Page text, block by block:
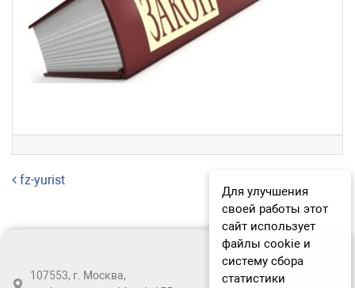
Навигация по записям
fz-yurist
107553, г. Москва,
Для улучшения
своей работы этот
сайт использует
файлы cookie и
систему сбора
статистики